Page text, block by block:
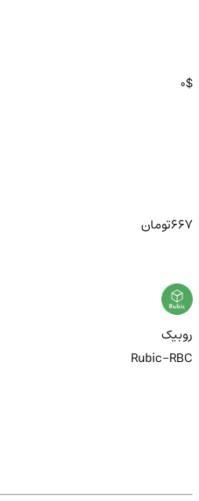
0$
667تومان
روبیک
Rubic-RBC